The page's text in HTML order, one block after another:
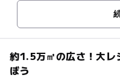
約1.5万㎡の広さ！大レ
ぼう